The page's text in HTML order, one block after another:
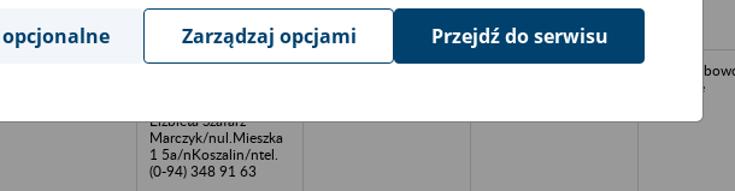
1 5a/nKoszalin/ntel.
(0-94) 348 91 63
Elżbieta Szafarz-
Marczyk/nul.Mieszka
1 5a/nKoszalin/ntel.
(0-94) 348 91 63
akta
płacowe
Zarządzaj opcjami Przejdź do serwisu